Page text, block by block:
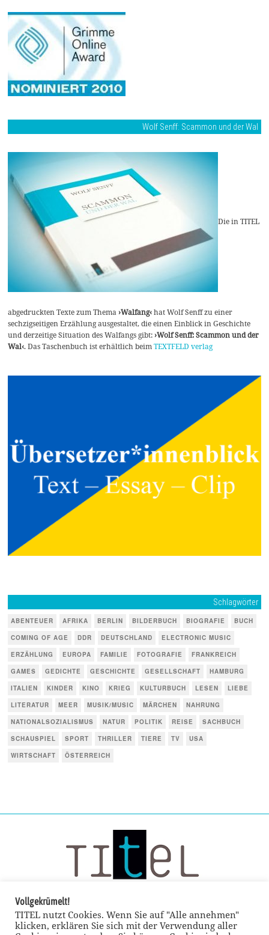
Wolf Senff: Scammon und der Wal
Die in TITEL
abgedruckten Texte zum Thema›Walfang‹hat Wolf Senff zu einer
sechzigseitigen Erzählung ausgestaltet, die einen Einblick in Geschichte
und derzeitige Situation des Walfangs gibt:›Wolf Senff: Scammon und der
Wal‹. Das Taschenbuch ist erhältlich beimTEXTFELD verlag
Schlagwörter
ABENTEUER AFRIKA BERLIN BILDERBUCH BIOGRAFIE
BUCH
COMING OF AGE
DDR DEUTSCHLAND
ELECTRONIC MUSIC
ERZÄHLUNG
EUROPA FAMILIE FOTOGRAFIE
FRANKREICH
GAMES
GEDICHTE GESCHICHTE GESELLSCHAFT
HAMBURG
ITALIEN
KINDER KINO KRIEG KULTURBUCH LESEN
LIEBE
LITERATUR
MEER MUSIK/MUSIC MÄRCHEN
NAHRUNG
NATIONALSOZIALISMUS
NATUR POLITIK REISE
SACHBUCH
SCHAUSPIEL
SPORT THRILLER TIERE TV
USA
WIRTSCHAFT
ÖSTERREICH
Vollgekrümelt!
TITEL nutzt Cookies. Wenn Sie auf "Alle annehmen"
klicken, erklären Sie sich mit der Verwendung aller